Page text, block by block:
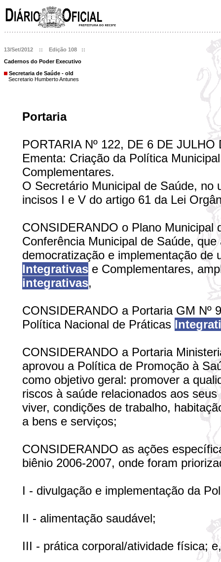
13/Set/2012 :: Edição 108 ::
Cadernos do Poder Executivo
Secretaria de Saúde - old
Secretario Humberto Antunes
Portaria
PORTARIA Nº 122, DE 6 DE JULHO
Ementa: Criação da Política
Complementares.
O Secretário Municipal de Saúde, no
incisos I e V do artigo 61 da Lei
CONSIDERANDO o Plano Municipal
Conferência Municipal de Saúde,
democratização e implementação de
Integrativas e Complementares,
integrativas,
CONSIDERANDO a Portaria GM Nº
Política Nacional de Práticas
CONSIDERANDO a Portaria
aprovou a Política de Promoção à
como objetivo geral: promover a
riscos à saúde relacionados aos
viver, condições de trabalho,
a bens e serviços;
CONSIDERANDO as ações
biênio 2006-2007, onde foram
I - divulgação e implementação da
II - alimentação saudável;
III - prática corporal/atividade física; e,